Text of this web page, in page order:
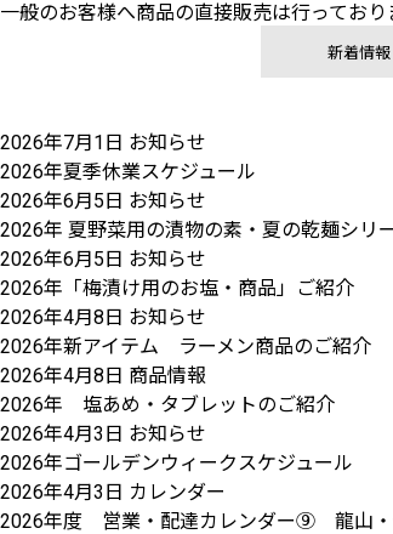
一般のお客様へ商品の直接販売は行っており
新着情報
2026年7月1日 お知らせ
2026年夏季休業スケジュール
2026年6月5日 お知らせ
2026年 夏野菜用の漬物の素・夏の乾麺シリ
2026年6月5日 お知らせ
2026年「梅漬け用のお塩・商品」ご紹介
2026年4月8日 お知らせ
2026年新アイテム ラーメン商品のご紹介
2026年4月8日 商品情報
2026年 塩あめ・タブレットのご紹介
2026年4月3日 お知らせ
2026年ゴールデンウィークスケジュール
2026年4月3日 カレンダー
2026年度 営業・配達カレンダー⑨ 龍山・